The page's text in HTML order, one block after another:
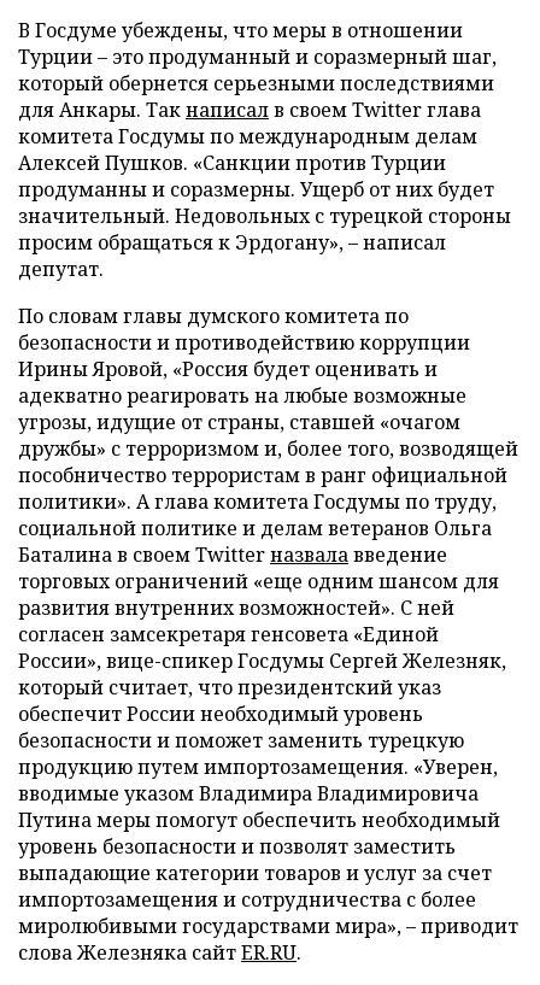
В Госдуме убеждены, что меры в отношении
Турции – это продуманный и соразмерный шаг,
который обернется серьезными последствиями
для Анкары. Такнаписалв своем Twitter глава
комитета Госдумы по международным делам
Алексей Пушков. «Санкции против Турции
продуманны и соразмерны. Ущерб от них будет
значительный. Недовольных с турецкой стороны
просим обращаться к Эрдогану», – написал
депутат.
По словам главы думского комитета по
безопасности и противодействию коррупции
Ирины Яровой, «Россия будет оценивать и
адекватно реагировать на любые возможные
угрозы, идущие от страны, ставшей «очагом
дружбы» с терроризмом и, более того, возводящей
пособничество террористам в ранг официальной
политики». А глава комитета Госдумы по труду,
социальной политике и делам ветеранов Ольга
Баталина в своем Twitterназвалавведение
торговых ограничений «еще одним шансом для
развития внутренних возможностей». С ней
согласен замсекретаря генсовета «Единой
России», вице-спикер Госдумы Сергей Железняк,
который считает, что президентский указ
обеспечит России необходимый уровень
безопасности и поможет заменить турецкую
продукцию путем импортозамещения. «Уверен,
вводимые указом Владимира Владимировича
Путина меры помогут обеспечить необходимый
уровень безопасности и позволят заместить
выпадающие категории товаров и услуг за счет
импортозамещения и сотрудничества с более
миролюбивыми государствами мира», – приводит
слова Железняка сайтER.RU.